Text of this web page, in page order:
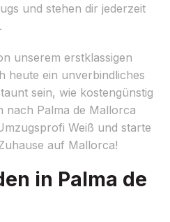
und stehen dir jederzeit
unserem erstklassigen
heute ein unverbindliches
sein, wie kostengünstig
nach Palma de Mallorca
Weiß und starte
auf Mallorca!
in Palma de